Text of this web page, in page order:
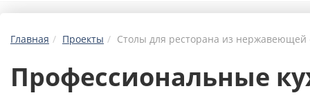
Главная Проекты Столы для ресторана из нержавеющей
Профессиональные